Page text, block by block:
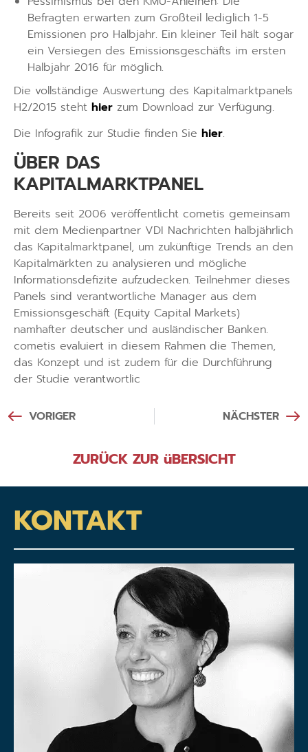
Befragten erwarten zum Großteil lediglich 1-5
Emissionen pro Halbjahr. Ein kleiner Teil hält sogar
ein Versiegen des Emissionsgeschäfts im ersten
Halbjahr 2016 für möglich.
Die vollständige Auswertung des Kapitalmarktpanels
H2/2015 steht hier zum Download zur Verfügung.
Die Infografik zur Studie finden Sie hier.
ÜBER DAS
KAPITALMARKTPANEL
Bereits seit 2006 veröffentlicht cometis gemeinsam
mit dem Medienpartner VDI Nachrichten halbjährlich
das Kapitalmarktpanel, um zukünftige Trends an den
Kapitalmärkten zu analysieren und mögliche
Informationsdefizite aufzudecken. Teilnehmer dieses
Panels sind verantwortliche Manager aus dem
Emissionsgeschäft (Equity Capital Markets)
namhafter deutscher und ausländischer Banken.
cometis evaluiert in diesem Rahmen die Themen,
das Konzept und ist zudem für die Durchführung
der Studie verantwortlic
VORIGER NÄCHSTER
ZURÜCK ZUR üBERSICHT
KONTAKT